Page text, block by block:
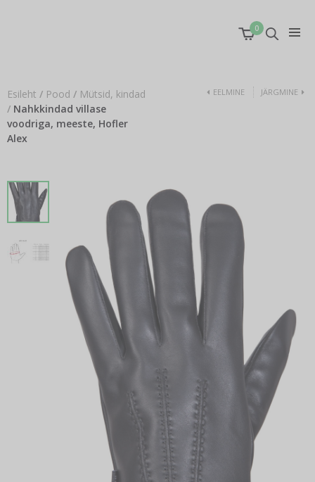
0
Esileht / Pood / Mütsid, kindad
/ Nahkkindad villase
voodriga, meeste, Hofler
Alex
EELMINE JÄRGMINE